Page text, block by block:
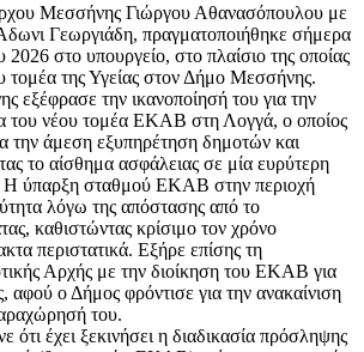
Μεσσήνης Γιώργου Αθανασόπουλου με
Γεωργιάδη, πραγματοποιήθηκε σήμερα
στο υπουργείο, στο πλαίσιο της οποίας
τομέα της Υγείας στον Δήμο Μεσσήνης.
εξέφρασε την ικανοποίησή του για την
του νέου τομέα ΕΚΑΒ στη Λογγά, ο οποίος
την άμεση εξυπηρέτηση δημοτών και
το αίσθημα ασφάλειας σε μία ευρύτερη
Η ύπαρξη σταθμού ΕΚΑΒ στην περιοχή
λόγω της απόστασης από το
καθιστώντας κρίσιμο τον χρόνο
περιστατικά. Εξήρε επίσης τη
Αρχής με την διοίκηση του ΕΚΑΒ για
αφού ο Δήμος φρόντισε για την ανακαίνιση
του.
ότι έχει ξεκινήσει η διαδικασία πρόσληψης